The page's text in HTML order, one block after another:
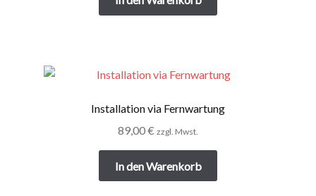
Installation via Fernwartung
89,00€ zzgl. Mwst.
In den Warenkorb